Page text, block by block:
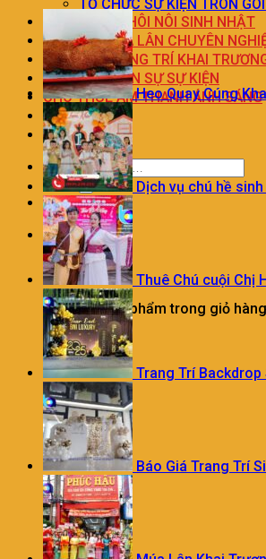
TỔ CHỨC SỰ KIỆN TRON
TRANG TRÍ THÔI NÔI SINH NHẬT
DỊCH VỤ MÚA LÂN CHUYÊN
DỊCH VỤ TRANG TRÍ KHAI
DỊCH VỤ NHÂN SỰ SỰ KIỆN
CHO THUÊ ÂM THANH ÁNH SÁNG
LIÊN HỆ
BÁO GIÁ
0
Giỏ hàng
Chưa có sản phẩm trong giỏ
Heo Quay Cúng
Dịch vụ chú hề
Thuê Chú cuội Chị
Trang Trí Backdrop
Báo Giá Trang Trí